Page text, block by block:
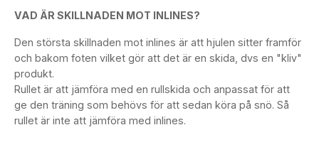
VAD ÄR SKILLNADEN MOT INLINES?
Den största skillnaden mot inlines är att hjulen sitter framför
och bakom foten vilket gör att det är en skida, dvs en "kliv"
produkt.
Rullet är att jämföra med en rullskida och anpassat för att
ge den träning som behövs för att sedan köra på snö. Så
rullet är inte att jämföra med inlines.